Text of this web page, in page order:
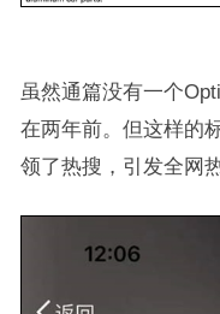
虽然通篇没有一个
在两年前。但这样的
领了热搜，引发全网热